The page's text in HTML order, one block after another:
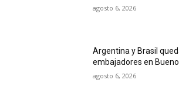
agosto 6, 2026
Argentina y Brasil
embajadores en
agosto 6, 2026